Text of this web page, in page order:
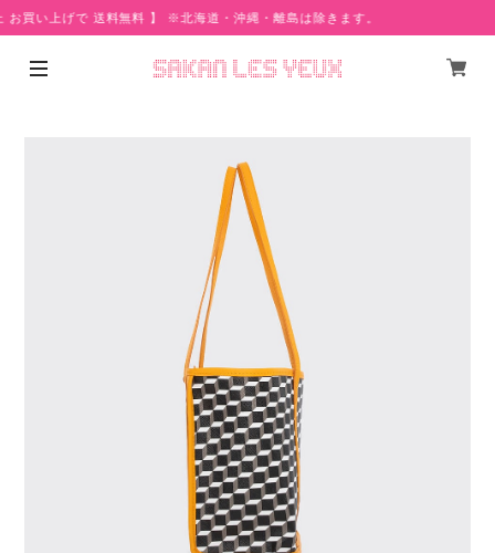
い上げで 送料無料 】 ※北海道・沖縄・離島は除きます。